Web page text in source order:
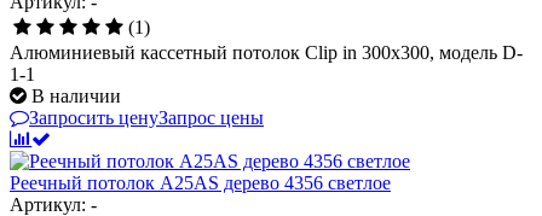
(1)
Алюминиевый кассетный потолок Clip in 300х300, модель D-
1-1
В наличии
Запросить ценуЗапрос цены
Реечный потолок A25AS дерево 4356 светлое
Артикул: -